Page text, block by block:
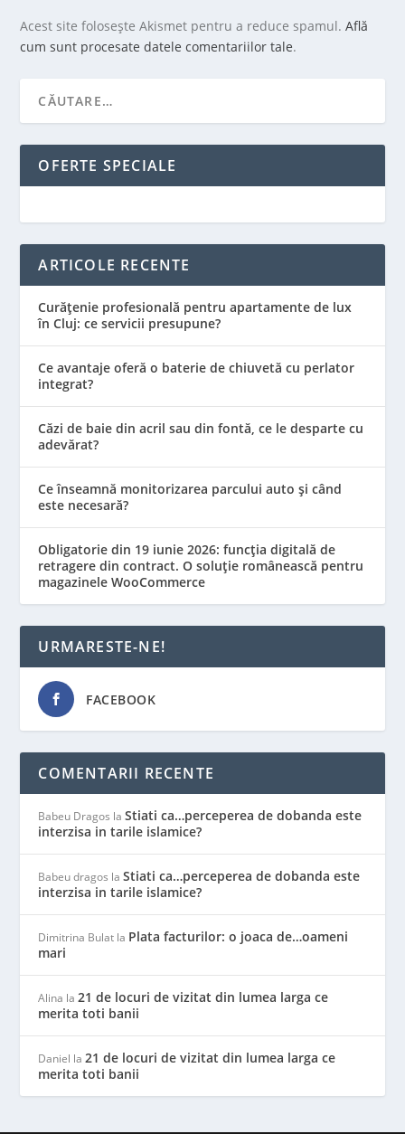
Acest site folosește Akismet pentru a reduce spamul.Află
cum sunt procesate datele comentariilor tale.
OFERTE SPECIALE
ARTICOLE RECENTE
Curățenie profesională pentru apartamente de lux
în Cluj: ce servicii presupune?
Ce avantaje oferă o baterie de chiuvetă cu perlator
integrat?
Căzi de baie din acril sau din fontă, ce le desparte cu
adevărat?
Ce înseamnă monitorizarea parcului auto și când
este necesară?
Obligatorie din 19 iunie 2026: funcția digitală de
retragere din contract. O soluție românească pentru
magazinele WooCommerce
URMARESTE-NE!
FACEBOOK
COMENTARII RECENTE
Babeu Dragos laStiati ca…perceperea de dobanda este
interzisa in tarile islamice?
Babeu dragos laStiati ca…perceperea de dobanda este
interzisa in tarile islamice?
Dimitrina Bulat la Plata facturilor: o joaca de…oameni
mari
Alina la21 de locuri de vizitat din lumea larga ce
merita toti banii
Daniel la21 de locuri de vizitat din lumea larga ce
merita toti banii